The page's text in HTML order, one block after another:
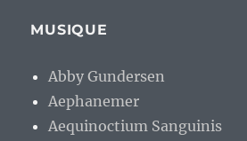
MUSIQUE
Abby Gundersen
Aephanemer
Aequinoctium Sanguinis